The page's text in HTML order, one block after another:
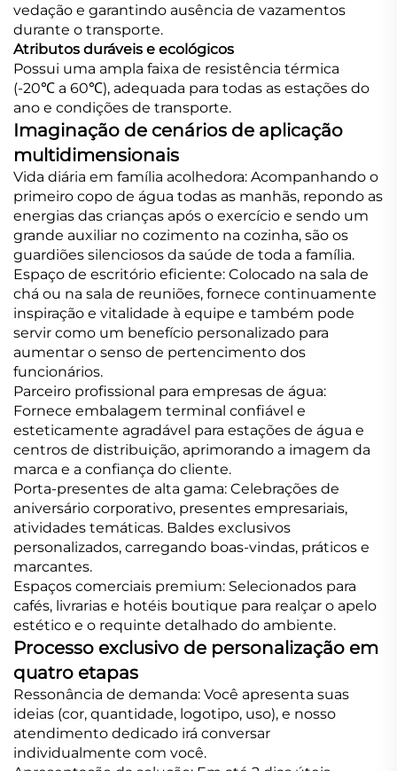
vedação e garantindo ausência de vazamentos
durante o transporte.
Atributos duráveis e ecológicos
Possui uma ampla faixa de resistência térmica
(-20℃ a 60℃), adequada para todas as estações do
ano e condições de transporte.
Imaginação de cenários de aplicação
multidimensionais
Vida diária em família acolhedora: Acompanhando o
primeiro copo de água todas as manhãs, repondo as
energias das crianças após o exercício e sendo um
grande auxiliar no cozimento na cozinha, são os
guardiões silenciosos da saúde de toda a família.
Espaço de escritório eficiente: Colocado na sala de
chá ou na sala de reuniões, fornece continuamente
inspiração e vitalidade à equipe e também pode
servir como um benefício personalizado para
aumentar o senso de pertencimento dos
funcionários.
Parceiro profissional para empresas de água:
Fornece embalagem terminal confiável e
esteticamente agradável para estações de água e
centros de distribuição, aprimorando a imagem da
marca e a confiança do cliente.
Porta-presentes de alta gama: Celebrações de
aniversário corporativo, presentes empresariais,
atividades temáticas. Baldes exclusivos
personalizados, carregando boas-vindas, práticos e
marcantes.
Espaços comerciais premium: Selecionados para
cafés, livrarias e hotéis boutique para realçar o apelo
estético e o requinte detalhado do ambiente.
Processo exclusivo de personalização em
quatro etapas
Ressonância de demanda: Você apresenta suas
ideias (cor, quantidade, logotipo, uso), e nosso
atendimento dedicado irá conversar
individualmente com você.